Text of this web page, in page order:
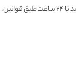
هنگامی که محصول رسید به دستتون